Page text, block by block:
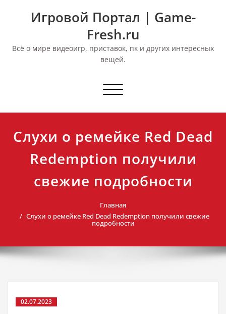
Игровой Портал | Game-
Fresh.ru
Всё о мире видеоигр, приставок, пк и других интересных
вещей.
Переключить
Слухи о ремейке Red Dead
Redemption получили
свежие подробности
Главная
Слухи о ремейке Red Dead Redemption получили свежие
подробности
02.07.2023